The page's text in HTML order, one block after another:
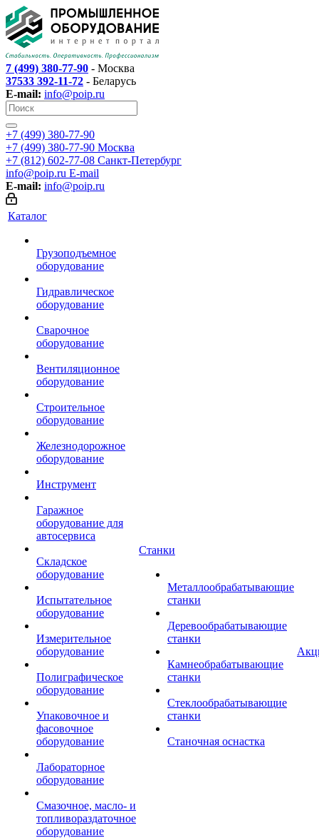
7 (499) 380-77-90 - Москва
37533 392-11-72 - Беларусь
E-mail: info@poip.ru
+7 (499) 380-77-90
+7 (499) 380-77-90 Москва
+7 (812) 602-77-08 Санкт-Петербург
info@poip.ru E-mail
E-mail: info@poip.ru
Каталог
Грузоподъемное
оборудование
Гидравлическое
оборудование
Сварочное
оборудование
Вентиляционное
оборудование
Строительное
оборудование
Железнодорожное
оборудование
Инструмент
Гаражное
оборудование для
автосервиса
Складское
оборудование
Испытательное
оборудование
Измерительное
оборудование
Полиграфическое
оборудование
Упаковочное и
фасовочное
оборудование
Лабораторное
оборудование
Смазочное, масло- и
топливораздаточное
оборудование
Станки
Металлообрабатывающие
станки
Деревообрабатывающие
станки
Камнеобрабатывающие
станки
Стеклообрабатывающие
станки
Станочная оснастка